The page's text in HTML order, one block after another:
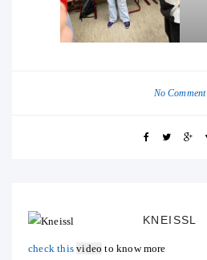
No Comment
KNEISSL
check thisvideo to know more